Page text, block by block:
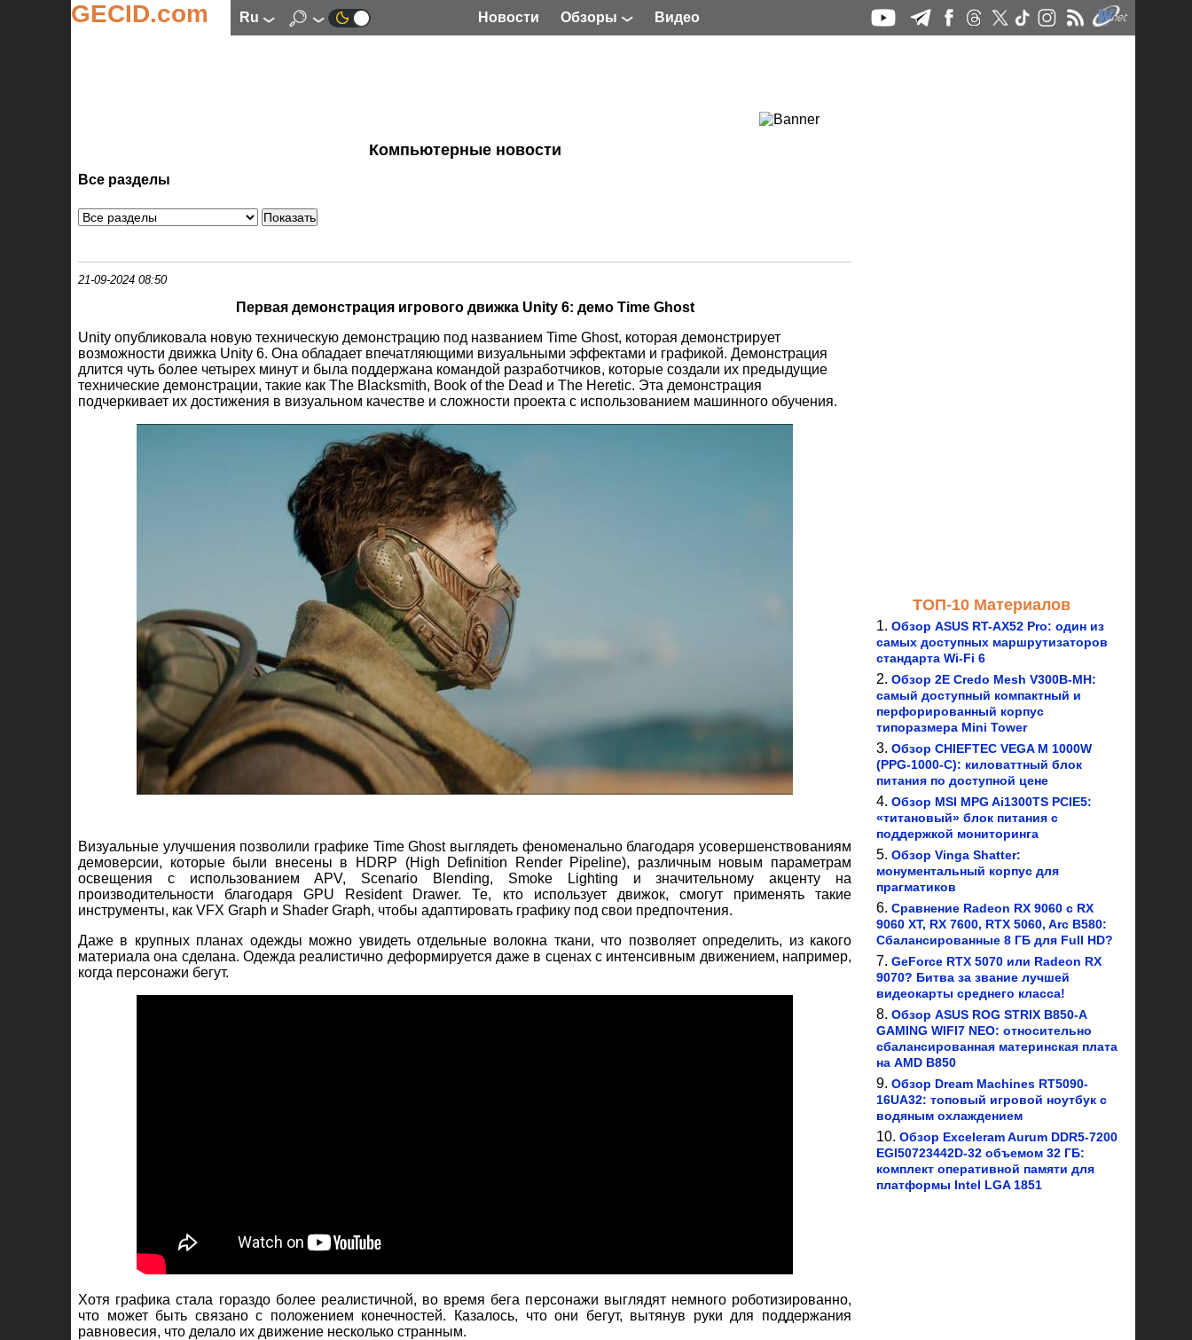
GECID.com ru Новости Обзоры Видео
Компьютерные новости
Все разделы
21-09-2024 08:50
Первая демонстрация игрового движка Unity 6: демо Time Ghost
Unity опубликовала новую техническую демонстрацию под названием Time Ghost, которая демонстрирует
возможности движка Unity 6. Она обладает впечатляющими визуальными эффектами и графикой. Демонстрация
длится чуть более четырех минут и была поддержана командой разработчиков, которые создали их предыдущие
технические демонстрации, такие как The Blacksmith, Book of the Dead и The Heretic. Эта демонстрация
подчеркивает их достижения в визуальном качестве и сложности проекта с использованием машинного обучения.
Визуальные улучшения позволили графике Time Ghost выглядеть феноменально благодаря усовершенствованиям
демоверсии, которые были внесены в HDRP (High Definition Render Pipeline), различным новым параметрам
освещения с использованием APV, Scenario Blending, Smoke Lighting и значительному акценту на
производительности благодаря GPU Resident Drawer. Те, кто использует движок, смогут применять такие
инструменты, как VFX Graph и Shader Graph, чтобы адаптировать графику под свои предпочтения.
Даже в крупных планах одежды можно увидеть отдельные волокна ткани, что позволяет определить, из какого
материала она сделана. Одежда реалистично деформируется даже в сценах с интенсивным движением, например,
когда персонажи бегут.
Хотя графика стала гораздо более реалистичной, во время бега персонажи выглядят немного роботизированно,
что может быть связано с положением конечностей. Казалось, что они бегут, вытянув руки для поддержания
равновесия, что делало их движение несколько странным.
ТОП-10 Материалов
Обзор ASUS RT-AX52 Pro: один из
самых доступных маршрутизаторов
стандарта Wi-Fi 6
Обзор 2E Credo Mesh V300B-MH:
самый доступный компактный и
перфорированный корпус
типоразмера Mini Tower
Обзор CHIEFTEC VEGA M 1000W
(PPG-1000-C): киловаттный блок
питания по доступной цене
Обзор MSI MPG Ai1300TS PCIE5:
«титановый» блок питания с
поддержкой мониторинга
Обзор Vinga Shatter:
монументальный корпус для
прагматиков
Сравнение Radeon RX 9060 с RX
9060 XT, RX 7600, RTX 5060, Arc B580:
Сбалансированные 8 ГБ для Full HD?
GeForce RTX 5070 или Radeon RX
9070? Битва за звание лучшей
видеокарты среднего класса!
Обзор ASUS ROG STRIX B850-A
GAMING WIFI7 NEO: относительно
сбалансированная материнская плата
на AMD B850
Обзор Dream Machines RT5090-
16UA32: топовый игровой ноутбук с
водяным охлаждением
Обзор Exceleram Aurum DDR5-7200
EGI50723442D-32 объемом 32 ГБ:
комплект оперативной памяти для
платформы Intel LGA 1851